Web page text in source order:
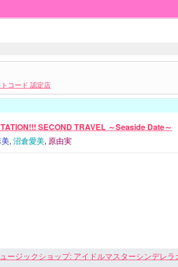
コード 認定店
SECOND TRAVEL ～Seaside Date～
, 沼倉愛美, 原由実
ージックショップ: アイドルマスターシンデレ